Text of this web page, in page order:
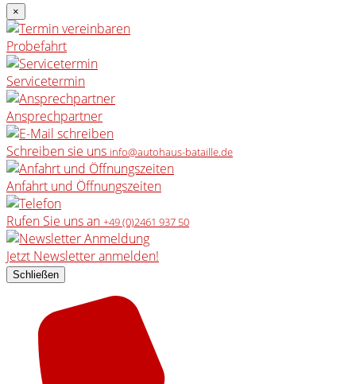
×
Probefahrt
Servicetermin
Ansprechpartner
Schreiben sie uns info@autohaus-bataille.de
Anfahrt und Öffnungszeiten
Rufen Sie uns an +49 (0)2461 937 50
Jetzt Newsletter anmelden!
Schließen